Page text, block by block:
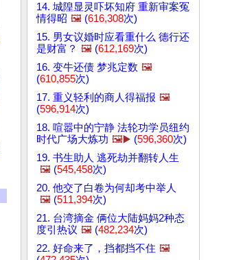
14. 城隍显灵吓坏知府 重新审案冤
情得昭 🖼️ (616,308次)
15. 男女议婚时应看重什么 德行还
是财富？ 🖼️ (612,169次)
16. 变牛还债 梦兆定数 🖼️
(610,855次)
17. 重义轻利的商人得福报 🖼️
(596,914次)
18. 喧嚣中的宁静 法轮功学员纽约
时代广场大炼功 🖼️▶️ (596,360次)
19. 书生助人 逃死劫并翻转人生
🖼️ (545,458次)
20. 他交了白卷为何却考中举人
🖼️ (511,394次)
21. 台湾摘金 俩位大陆妈妈2种态
度引热议 🖼️ (482,234次)
22. 好命来了，挡都挡不住 🖼️